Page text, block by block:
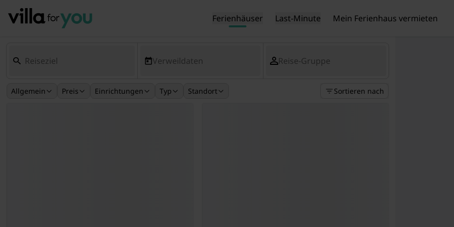
Ferienhäuser Last-Minute Mein Ferienhaus vermieten
Verweildaten Reise-Gruppe
Allgemein Preis Einrichtungen Typ Standort Sortieren nach